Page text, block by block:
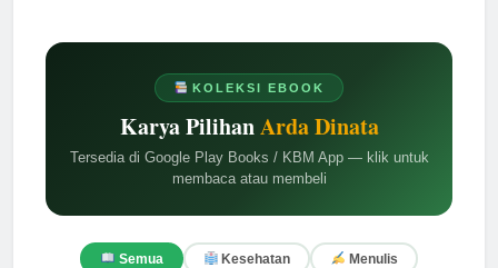
KOLEKSI EBOOK
Karya PilihanArda Dinata
Tersedia di Google Play Books / KBM App — klik untuk
membaca atau membeli
Semua Kesehatan Menulis